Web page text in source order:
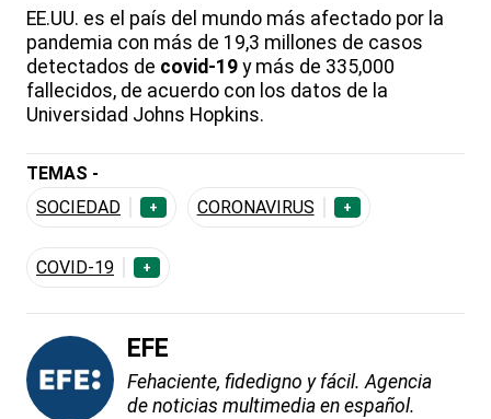
EE.UU. es el país del mundo más afectado por la
pandemia con más de 19,3 millones de casos
detectados de covid-19 y más de 335,000
fallecidos, de acuerdo con los datos de la
Universidad Johns Hopkins.
TEMAS -
SOCIEDAD
+ CORONAVIRUS +
COVID-19 +
EFE
Fehaciente, fidedigno y fácil. Agencia
de noticias multimedia en español.